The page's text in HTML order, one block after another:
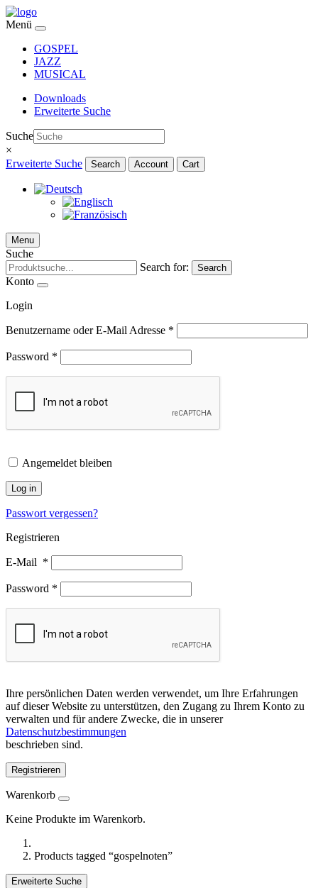
Menü
GOSPEL
JAZZ
MUSICAL
Downloads
Erweiterte Suche
Suche
×
Erweiterte Suche
Search Account Cart
Menu
Suche
Search for:
Search
Konto
Login
Benutzername oder E-Mail Adresse *
Password *
Angemeldet bleiben
Log in
Passwort vergessen?
Registrieren
E-Mail *
Password *
Ihre persönlichen Daten werden verwendet, um Ihre Erfahrungen
auf dieser Website zu unterstützen, den Zugang zu Ihrem Konto zu
verwalten und für andere Zwecke, die in unserer
Datenschutzbestimmungen
beschrieben sind.
Registrieren
Warenkorb
Keine Produkte im Warenkorb.
Products tagged “gospelnoten”
Erweiterte Suche